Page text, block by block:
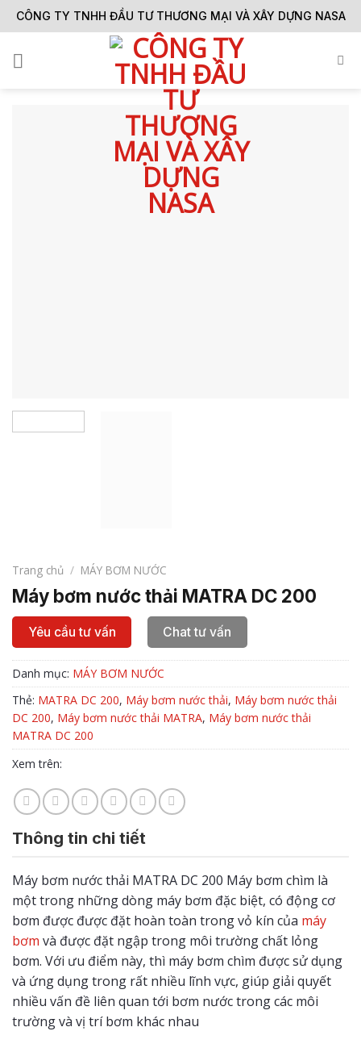
Skip
to
CÔNG TY TNHH ĐẦU TƯ THƯƠNG MẠI VÀ XÂY DỰNG NASA
Trang chủ / MÁY BƠM NƯỚC
Máy bơm nước thải MATRA DC 200
Yêu cầu tư vấn Chat tư vấn
Danh mục: MÁY BƠM NƯỚC
Thẻ: MATRA DC 200, Máy bơm nước thải, Máy bơm nước thải
DC 200, Máy bơm nước thải MATRA, Máy bơm nước thải
MATRA DC 200
Xem trên:
Thông tin chi tiết
Máy bơm nước thải MATRA DC 200 Máy bơm chìm là
một trong những dòng máy bơm đặc biệt, có động cơ
bơm được được đặt hoàn toàn trong vỏ kín của máy
bơm và được đặt ngập trong môi trường chất lỏng
bơm. Với ưu điểm này, thì máy bơm chìm được sử dụng
và ứng dụng trong rất nhiều lĩnh vực, giúp giải quyết
nhiều vấn đề liên quan tới bơm nước trong các môi
trường và vị trí bơm khác nhau